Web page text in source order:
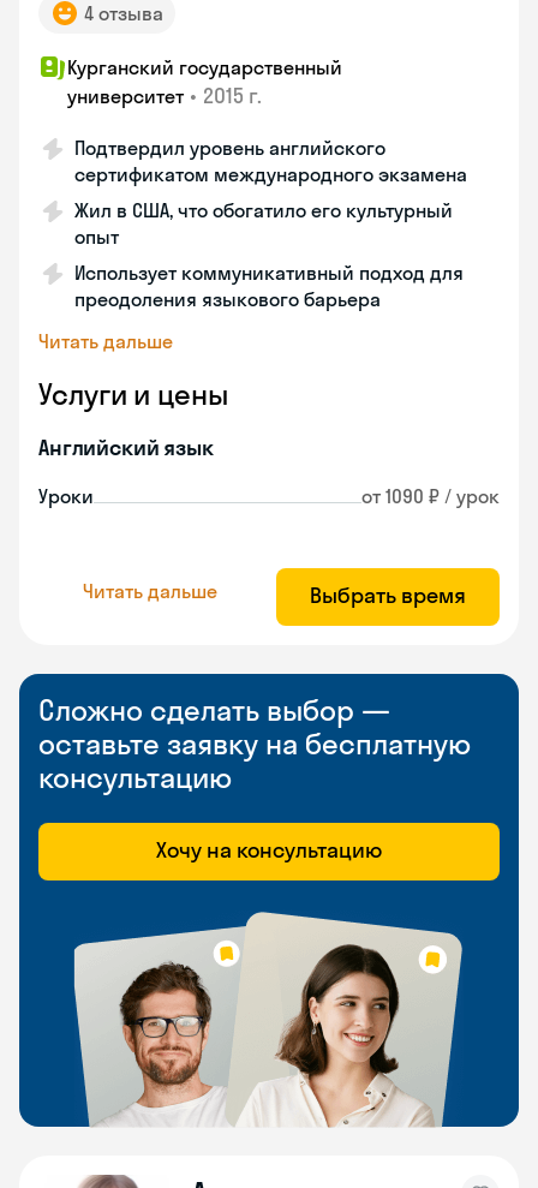
4 отзыва
Курганский государственный
университет • 2015 г.
Подтвердил уровень английского
сертификатом международного экзамена
Жил в США, что обогатило его культурный
опыт
Использует коммуникативный подход для
преодоления языкового барьера
Читать дальше
Услуги и цены
Английский язык
Уроки от 1090 ₽ / урок
Читать дальше Выбрать время
Сложно сделать выбор —
оставьте заявку на бесплатную
консультацию
Хочу на консультацию